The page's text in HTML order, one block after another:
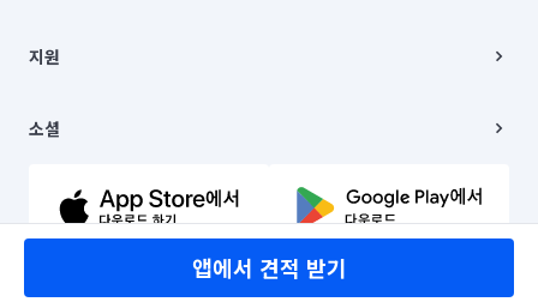
앱에서 견적 받기
상품, 상품정보, 거래에 관한 의무와 책임은 거래당사자에게 있습니다.
언론 보도 관련 문의:
© 유한회사 미소. Miso, Inc. All Rights Reserved.
이사
지원
이용약관
문의하기
소셜
유튜브